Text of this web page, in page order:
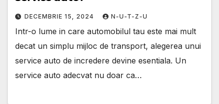
DECEMBRIE 15, 2024 N-U-T-Z-U
Intr-o lume in care automobilul tau este mai mult
decat un simplu mijloc de transport, alegerea unui
service auto de incredere devine esentiala. Un
service auto adecvat nu doar ca…